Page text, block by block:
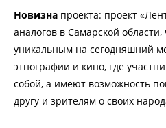
Новизна проекта: проект
аналогов в Самарской области,
уникальным на сегодняшний
этнографии и кино, где
собой, а имеют возможность
другу и зрителям о своих